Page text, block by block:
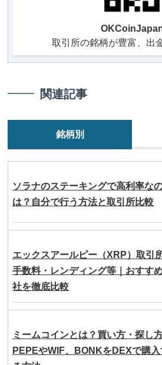
取引所の銘柄が豊富、出
関連記事
銘柄別
ソラナのステーキングで高利率な
は？自分で行う方法と取引所比較
エックスアールピー（XRP）取引
手数料・レンディング等｜おすす
社を徹底比較
ミームコインとは？買い方・探し
PEPEやWIF、BONKをDEXで購入